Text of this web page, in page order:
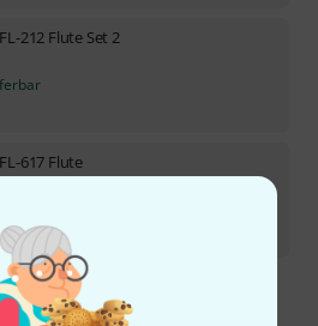
212 Flute Set 2
617 Flute
Versand ab 29 €